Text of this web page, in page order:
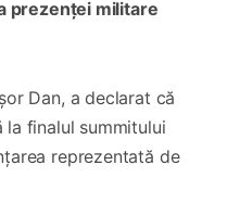
prezenței militare
Dan, a declarat că
finalul summitului
reprezentată de